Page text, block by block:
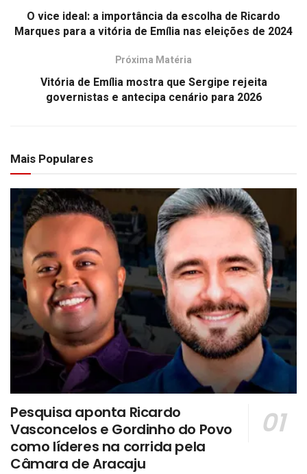
O vice ideal: a importância da escolha de Ricardo
Marques para a vitória de Emília nas eleições de 2024
Próxima Matéria
Vitória de Emília mostra que Sergipe rejeita
governistas e antecipa cenário para 2026
Mais Populares
Pesquisa aponta Ricardo
Vasconcelos e Gordinho do Povo
como líderes na corrida pela
Câmara de Aracaju